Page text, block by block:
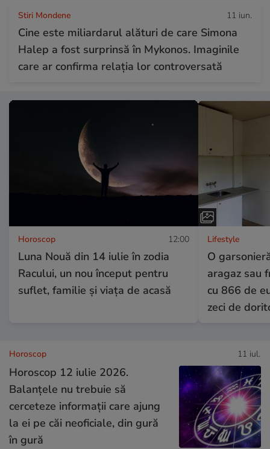
Stiri Mondene 11 iun.
Cine este miliardarul alături de care Simona
Halep a fost surprinsă în Mykonos. Imaginile
care ar confirma relația lor controversată
Horoscop 12:00
Luna Nouă din 14 iulie în zodia
Racului, un nou început pentru
suflet, familie și viața de acasă
Lifestyle
O
aragaz sau
cu 866 de
zeci de
Horoscop 11 iul.
Horoscop 12 iulie 2026.
Balanțele nu trebuie să
cerceteze informații care ajung
la ei pe căi neoficiale, din gură
în gură